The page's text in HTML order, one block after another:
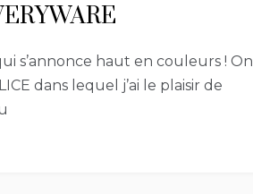
s’annonce haut en couleurs ! On
dans lequel j’ai le plaisir de